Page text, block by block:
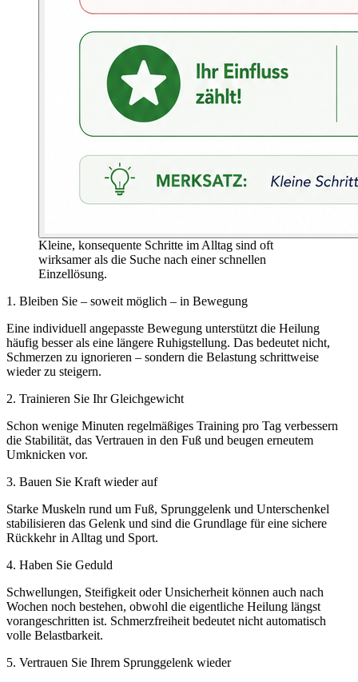
Kleine, konsequente Schritte im Alltag sind oft
wirksamer als die Suche nach einer schnellen
Einzellösung.
1. Bleiben Sie – soweit möglich – in Bewegung
Eine individuell angepasste Bewegung unterstützt die Heilung
häufig besser als eine längere Ruhigstellung. Das bedeutet nicht,
Schmerzen zu ignorieren – sondern die Belastung schrittweise
wieder zu steigern.
2. Trainieren Sie Ihr Gleichgewicht
Schon wenige Minuten regelmäßiges Training pro Tag verbessern
die Stabilität, das Vertrauen in den Fuß und beugen erneutem
Umknicken vor.
3. Bauen Sie Kraft wieder auf
Starke Muskeln rund um Fuß, Sprunggelenk und Unterschenkel
stabilisieren das Gelenk und sind die Grundlage für eine sichere
Rückkehr in Alltag und Sport.
4. Haben Sie Geduld
Schwellungen, Steifigkeit oder Unsicherheit können auch nach
Wochen noch bestehen, obwohl die eigentliche Heilung längst
vorangeschritten ist. Schmerzfreiheit bedeutet nicht automatisch
volle Belastbarkeit.
5. Vertrauen Sie Ihrem Sprunggelenk wieder